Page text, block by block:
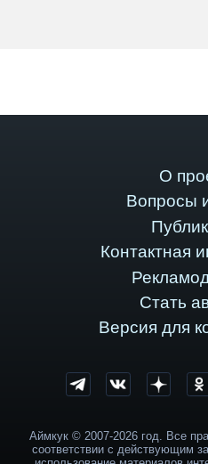
О
Вопросы
Контактная
Стать
Версия для
Аймкук © 2007-2026 год. Все
соответствии с действующим